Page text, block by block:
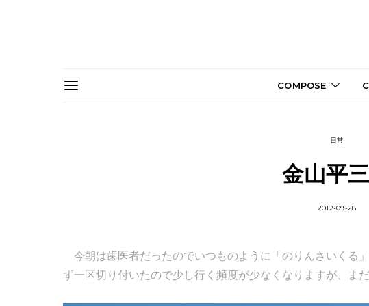
COMPOSE
日常
金山平
2012-09-28
今朝は歯医者だったのでいつものように「のりんさいくる
ず一区切り付いたので少し行く頻度が少なくなりますが、ま